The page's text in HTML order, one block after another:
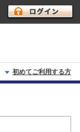
初めてご利用する方